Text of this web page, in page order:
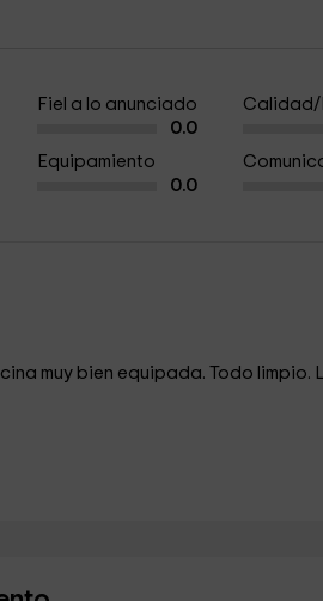
Fiel a lo anunciado
0.0
Calidad/
Equipamiento
0.0
muy bien equipada. Todo limpio.